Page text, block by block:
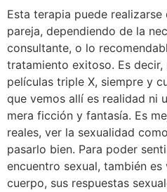
Esta terapia puede
pareja, dependiendo de la
consultante, o lo
tratamiento exitoso. Es
películas triple X, siempre y
que vemos allí es realidad ni
mera ficción y fantasía. Es
reales, ver la sexualidad
pasarlo bien. Para poder
encuentro sexual, también
cuerpo, sus respuestas